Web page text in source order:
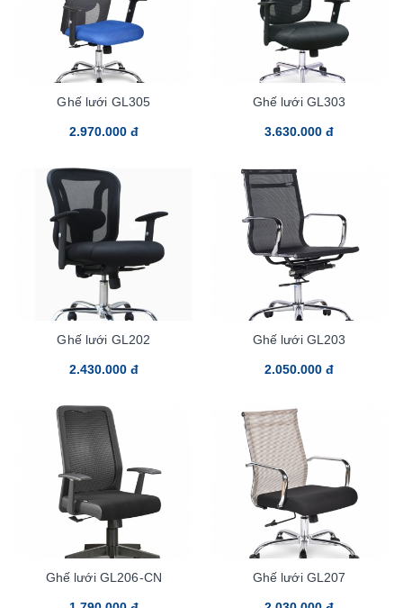
Ghế lưới GL305
2.970.000 đ
Ghế lưới GL303
3.630.000 đ
Ghế lưới GL202
2.430.000 đ
Ghế lưới GL203
2.050.000 đ
Ghế lưới GL206-CN Ghế lưới GL207